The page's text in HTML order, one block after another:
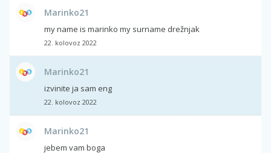
Marinko21
my name is marinko my surname drežnjak
22. kolovoz 2022
Marinko21
izvinite ja sam eng
22. kolovoz 2022
Marinko21
jebem vam boga